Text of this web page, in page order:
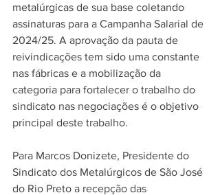
metalúrgicas de sua base coletando
assinaturas para a Campanha Salarial de
2024/25. A aprovação da pauta de
reivindicações tem sido uma constante
nas fábricas e a mobilização da
categoria para fortalecer o trabalho do
sindicato nas negociações é o objetivo
principal deste trabalho.
Para Marcos Donizete, Presidente do
Sindicato dos Metalúrgicos de São José
do Rio Preto a recepção das